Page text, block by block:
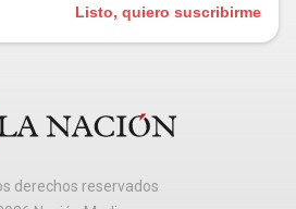
Listo, quiero suscribirme
derechos reservados